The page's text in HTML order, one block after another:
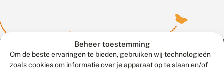
Beheer toestemming
Om de beste ervaringen te bieden, gebruiken wij technologieën
zoals cookies om informatie over je apparaat op te slaan en/of